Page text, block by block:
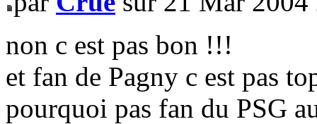
non c est pas bon !!!
et fan de Pagny c est pas
pourquoi pas fan du PSG